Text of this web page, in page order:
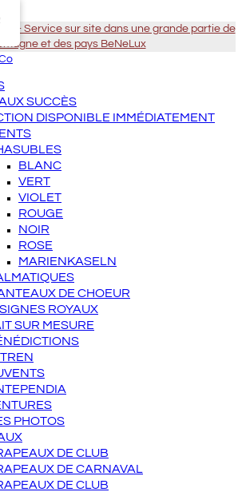
- Service sur site dans une grande partie de
et des pays BeNeLux
SUCCÈS
DISPONIBLE IMMÉDIATEMENT
BLANC
VERT
VIOLET
ROUGE
NOIR
ROSE
MARIENKASELN
DE CHOEUR
ROYAUX
SUR MESURE
PHOTOS
DE CLUB
DE CARNAVAL
DE CLUB